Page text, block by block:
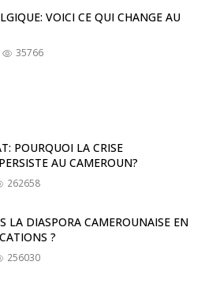
VOICI CE QUI CHANGE AU
35766
POURQUOI LA CRISE
AU CAMEROUN?
262658
LA DIASPORA CAMEROUNAISE EN
?
256030